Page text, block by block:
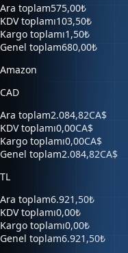
Kargo toplamı1,50₺
Genel toplam680,00₺
Amazon
CAD
Ara toplam
Kargo toplamı0,00CA$
Genel toplam2.084,82CA$
TL
Ara toplam
Kargo toplamı0,00₺
Genel toplam6.921,50₺
USD